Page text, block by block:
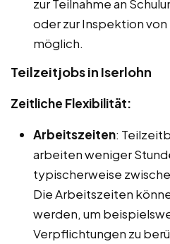
zur Teilnahme an
oder zur Inspektion
möglich.
Teilzeitjobs in Iserlohn
Zeitliche Flexibilität:
Arbeitszeiten:
arbeiten weniger
typischerweise
Die Arbeitszeiten
werden, um
Verpflichtungen zu